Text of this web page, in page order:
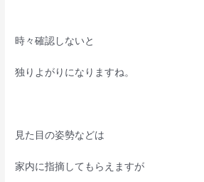
時々確認しないと
独りよがりになりますね。
見た目の姿勢などは
家内に指摘してもらえますが